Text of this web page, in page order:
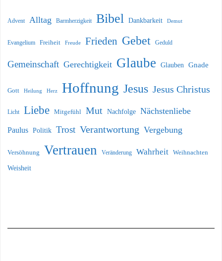
Advent Alltag Barmherzigkeit Bibel Dankbarkeit Demut
Evangelium Freiheit Freude Frieden Gebet Geduld
Gemeinschaft Gerechtigkeit Glaube Glauben Gnade
Gott Heilung Herz Hoffnung Jesus Jesus Christus
Licht Liebe Mitgefühl Mut Nachfolge Nächstenliebe
Paulus Politik Trost Verantwortung Vergebung
Versöhnung Vertrauen Veränderung Wahrheit Weihnachten
Weisheit